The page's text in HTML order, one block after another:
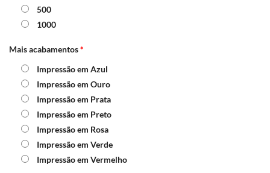
500
1000
Mais acabamentos*
Impressão em Azul
Impressão em Ouro
Impressão em Prata
Impressão em Preto
Impressão em Rosa
Impressão em Verde
Impressão em Vermelho